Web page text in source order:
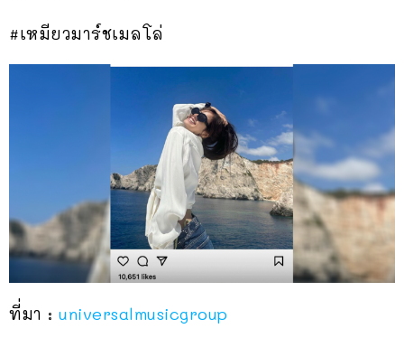
#เหมียวมาร์ชเมลโล่
ที่มา : universalmusicgroup